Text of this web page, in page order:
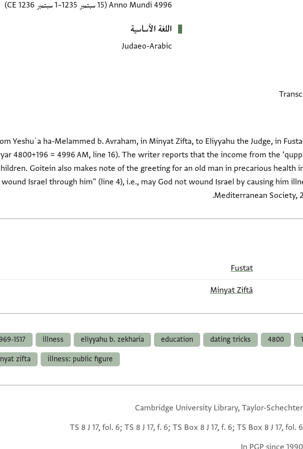
4996 Anno Mundi (15 سبتمبر 1235–1 سبتمبر 1236 CE)
اللغة الأساسية
Judaeo-Arabic
Yeshuʿa ha-Melammed b. Avraham, in Minyat Zifta, to Eliyyahu the Judge, in
4800+196 = 4996 AM, line 16). The writer reports that the income from the
Goitein also makes note of the greeting for an old man in precarious health
Israel through him" (line 4), i.e., may God not wound Israel by causing him
Mediterranean Society,
Fustat
Minyat Ziftā
4800
dating tricks
education
eliyyahu b. zekharia
illness
1517
illness: public figure
zifta
Cambridge University Library, Taylor-Schechter
TS 8 J 17, fol. 6; TS 8 J 17, f. 6; TS Box 8 J 17, f. 6; TS Box 8 J 17, fol. 6